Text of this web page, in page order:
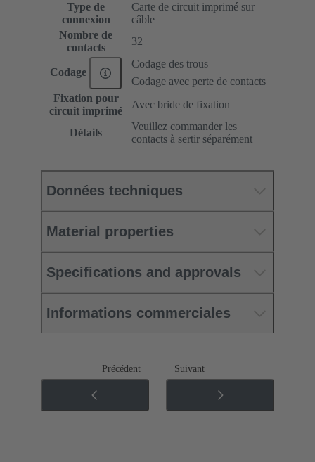
Type de
connexion
Carte de circuit imprimé sur
câble
Nombre de
contacts
32
Codage
Codage des trous
Codage avec perte de contacts
Fixation pour
circuit imprimé
Avec bride de fixation
Détails
Veuillez commander les
contacts à sertir séparément
Données techniques
Material properties
Specifications and approvals
Informations commerciales
Précédent Suivant